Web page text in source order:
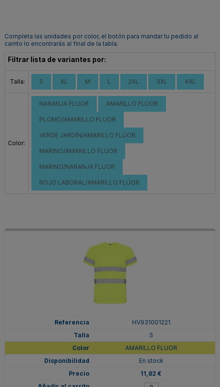
Completa las unidades por color, el botón para mandar tu pedido al
carrito lo encontrarás al final de la tabla.
Filtrar lista de variantes por:
Talla: S XL M L 2XL 3XL 4XL
Color:
NARANJA FLUOR AMARILLO FLUOR
PLOMO/AMARILLO FLUOR
VERDE JARDÍN/AMARILLO FLÚOR
MARINO/AMARILLO FLUOR
MARINO/NARANJA FLUOR
ROJO LABORAL/AMARILLO FLÚOR
HV931001221
S
AMARILLO FLUOR
En stock
11,82 €